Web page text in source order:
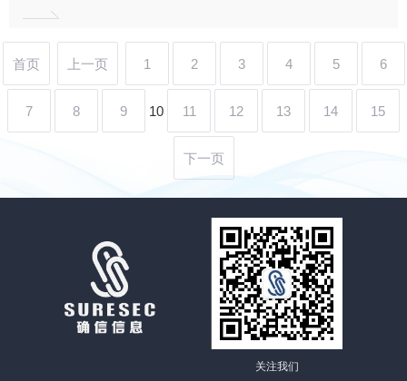
的决定”，授予“云翔安全应用网关系统V2.0”在内的43个产品
先导，不断持续创新，提高自主创新能力，在自主研发产品方面
取得...
首页 上一页 1 2 3 4 5 6
7 8 9 10 11 12 13 14 15
下一页
关注我们